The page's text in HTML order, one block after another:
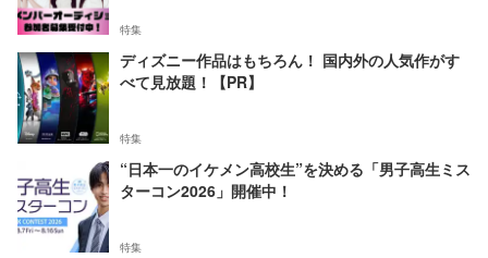
特集
ディズニー作品はもちろん！ 国内外の人気作がす
べて見放題！【PR】
特集
“日本一のイケメン高校生”を決める「男子高生ミス
ターコン2026」開催中！
特集